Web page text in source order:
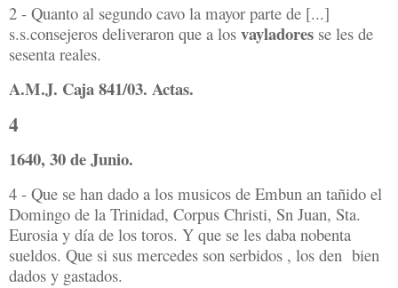
2 - Quanto al segundo cavo la mayor parte de [...]
s.s.consejeros deliveraron que a los vayladores se les de
sesenta reales.
A.M.J. Caja 841/03. Actas.
4
1640, 30 de Junio.
4 - Que se han dado a los musicos de Embun an tañido el
Domingo de la Trinidad, Corpus Christi, Sn Juan, Sta.
Eurosia y día de los toros. Y que se les daba nobenta
sueldos. Que si sus mercedes son serbidos , los den bien
dados y gastados.